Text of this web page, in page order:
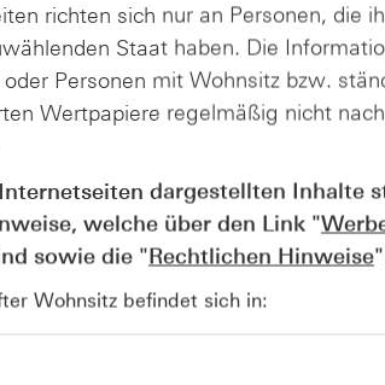
AUGUST
04
Der Blick ins
vom
richten sich nur an Personen, die
Staat haben. Die
Personen mit Wohnsitz bzw.
Wertpapiere regelmäßig nicht
dargestellten Inhalte
welche über den Link "
sowie die "Rechtlichen Hinweise
Wohnsitz befindet sich in: